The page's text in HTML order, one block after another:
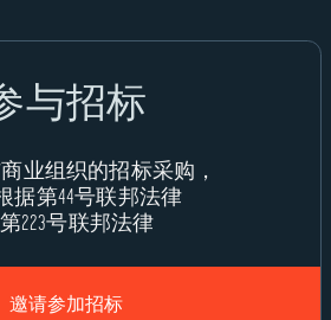
与招标
业组织的招标采购，
据第44号联邦法律
223号联邦法律
邀请参加招标